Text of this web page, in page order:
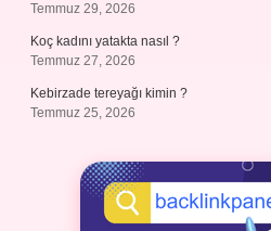
Temmuz 29, 2026
Koç kadını yatakta nasıl ?
Temmuz 27, 2026
Kebirzade tereyağı kimin ?
Temmuz 25, 2026